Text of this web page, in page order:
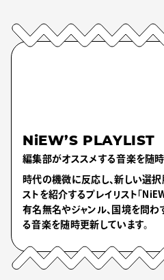
NiEW’S PLAYLIST
編集部がオススメする音楽を随
時代の機微に反応し、新しい選
ストを紹介するプレイリスト「
有名無名やジャンル、国境を問わ
る音楽を随時更新しています。